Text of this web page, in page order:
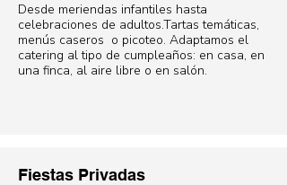
Desde meriendas infantiles hasta
celebraciones de adultos.Tartas temáticas,
menús caseros o picoteo. Adaptamos el
catering al tipo de cumpleaños: en casa, en
una finca, al aire libre o en salón.
Fiestas Privadas